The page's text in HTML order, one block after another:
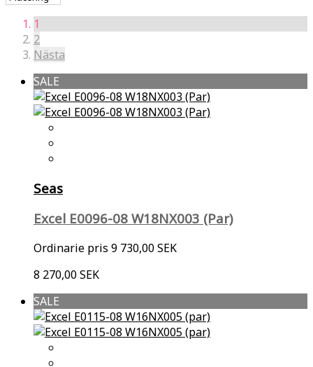
1
2
Nästa
SALE
Seas
Excel E0096-08 W18NX003 (Par)
Ordinarie pris 9 730,00 SEK
8 270,00 SEK
SALE